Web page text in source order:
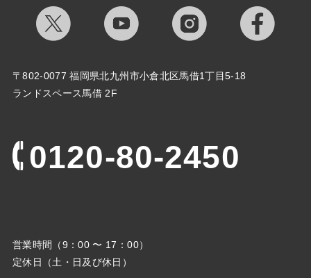
〒802-0077 福岡県北九州市小倉北区馬借1丁目5-18
ランドスペース馬借 2F
営業時間（9：00 〜 17：00）
定休日（土・日及び休日）
0120-80-2450